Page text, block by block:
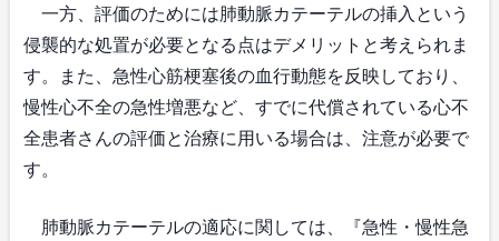
一方、評価のためには肺動脈カテーテルの挿入という
侵襲的な処置が必要となる点はデメリットと考えられま
す。また、急性心筋梗塞後の血行動態を反映しており、
慢性心不全の急性増悪など、すでに代償されている心不
全患者さんの評価と治療に用いる場合は、注意が必要で
す。
肺動脈カテーテルの適応に関しては、『急性・慢性急